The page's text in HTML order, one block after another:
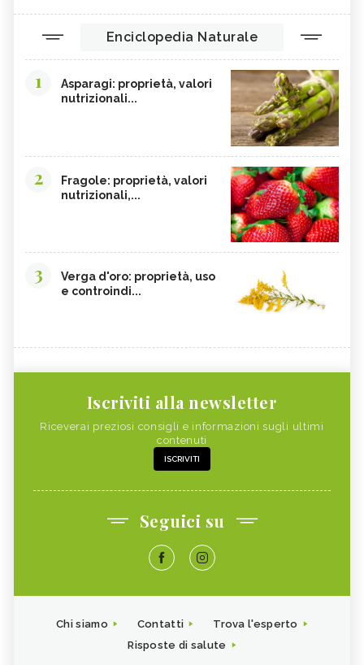
Enciclopedia Naturale
1
Asparagi: proprietà, valori
nutrizionali...
2
Fragole: proprietà, valori
nutrizionali,...
3
Verga d'oro: proprietà, uso
e controindi...
Iscriviti alla newsletter
Riceverai preziosi consigli e informazioni sugli ultimi
contenuti
ISCRIVITI
Seguici su
Chi siamo Contatti
Trova l'esperto
Risposte di salute